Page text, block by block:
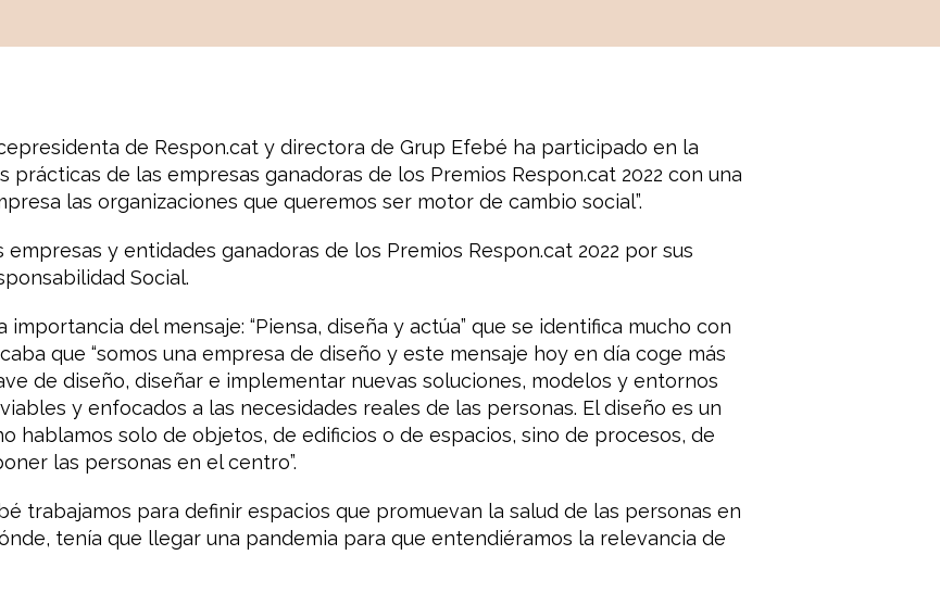
de Respon.cat y directora de Grup Efebé ha participado en la
prácticas de las empresas ganadoras de los Premios Respon.cat 2022 con una
las organizaciones que queremos ser motor de cambio social”.
y entidades ganadoras de los Premios Respon.cat 2022 por sus
Social.
del mensaje: “Piensa, diseña y actúa” que se identifica mucho con
que “somos una empresa de diseño y este mensaje hoy en día coge más
de diseño, diseñar e implementar nuevas soluciones, modelos y entornos
y enfocados a las necesidades reales de las personas. El diseño es un
hablamos solo de objetos, de edificios o de espacios, sino de procesos, de
las personas en el centro”.
trabajamos para definir espacios que promuevan la salud de las personas en
tenía que llegar una pandemia para que entendiéramos la relevancia de